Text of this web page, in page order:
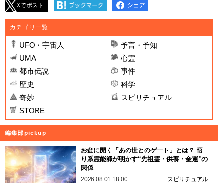
Xでポスト
カテゴリ一覧
UFO・宇宙人
予言・予知
UMA
心霊
都市伝説
事件
歴史
科学
奇妙
スピリチュアル
STORE
編集部pickup
お盆に開く「あの世とのゲート」とは？ 悟
り系霊能師が明かす“先祖霊・供養・金運”の
関係
2026.08.01 18:00
スピリチュアル